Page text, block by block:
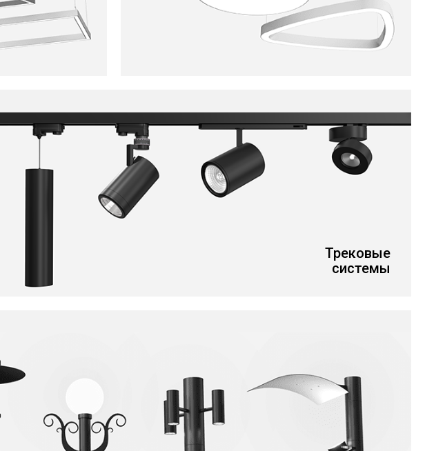
Трековые
системы